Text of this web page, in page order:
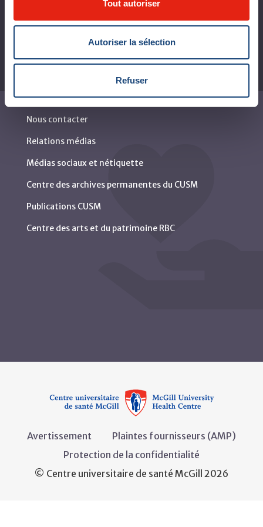
Tout autoriser
Autoriser la sélection
Refuser
Nous contacter
Relations médias
Médias sociaux et nétiquette
Centre des archives permanentes du CUSM
Publications CUSM
Centre des arts et du patrimoine RBC
Avertissement
Plaintes fournisseurs (AMP)
Protection de la confidentialité
© Centre universitaire de santé McGill 2026